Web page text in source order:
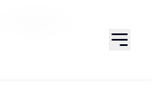
う調整する？